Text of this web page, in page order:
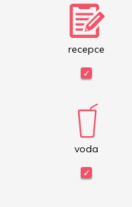
recepce
voda